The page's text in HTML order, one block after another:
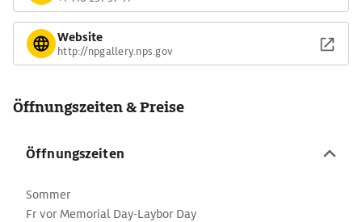
Website
http://npgallery.nps.gov
Öffnungszeiten & Preise
Öffnungszeiten
Sommer
Fr vor Memorial Day-Laybor Day